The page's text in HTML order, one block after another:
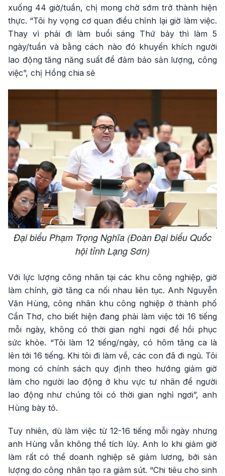
xuống 44 giờ/tuần, chị mong chờ sớm trở thành hiện
thực. “Tôi hy vọng cơ quan điều chỉnh lại giờ làm việc.
Thay vì phải đi làm buổi sáng Thứ bảy thì làm 5
ngày/tuần và bằng cách nào đó khuyến khích người
lao động tăng năng suất để đảm bảo sản lượng, công
việc”, chị Hồng chia sẻ
Đại biểu Phạm Trọng Nghĩa (Đoàn Đại biểu Quốc
hội tỉnh Lạng Sơn)
Với lực lượng công nhân tại các khu công nghiệp, giờ
làm chính, giờ tăng ca nối nhau liên tục. Anh Nguyễn
Văn Hùng, công nhân khu công nghiệp ở thành phố
Cần Thơ, cho biết hiện đang phải làm việc tới 16 tiếng
mỗi ngày, không có thời gian nghỉ ngơi để hồi phục
sức khỏe. “Tôi làm 12 tiếng/ngày, có hôm tăng ca là
lên tới 16 tiếng. Khi tôi đi làm về, các con đã đi ngủ. Tôi
mong có chính sách quy định theo hướng giảm giờ
làm cho người lao động ở khu vực tư nhân để người
lao động như chúng tôi có thời gian nghỉ ngơi”, anh
Hùng bày tỏ.
Tuy nhiên, dù làm việc từ 12-16 tiếng mỗi ngày nhưng
anh Hùng vẫn không thể tích lũy. Anh lo khi giảm giờ
làm rất có thể doanh nghiệp sẽ giảm lương, bởi sản
lượng do công nhân tạo ra giảm sút. “Chi tiêu cho sinh